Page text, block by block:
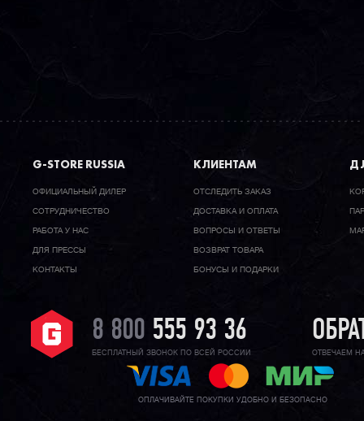
G-STORE RUSSIA
ОФИЦИАЛЬНЫЙ ДИЛЕР
CОТРУДНИЧЕСТВО
РАБОТА У НАС
ДЛЯ ПРЕССЫ
КОНТАКТЫ
КЛИЕНТАМ
ОТСЛЕДИТЬ ЗАКАЗ
ДОСТАВКА И ОПЛАТА
ВОПРОСЫ И ОТВЕТЫ
ВОЗВРАТ ТОВАРА
БОНУСЫ И ПОДАРКИ
8 800 555 93 36
БЕСПЛАТНЫЙ ЗВОНОК ПО ВСЕЙ РОССИИ ОТВЕЧАЕМ
ОПЛАЧИВАЙТЕ ПОКУПКИ УДОБНО И БЕЗОПАСНО